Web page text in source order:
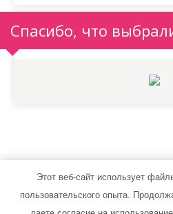
Спасибо, что
autostylent.ru -
Тема от Grace
Этот веб-сайт использует
пользовательского опыта.